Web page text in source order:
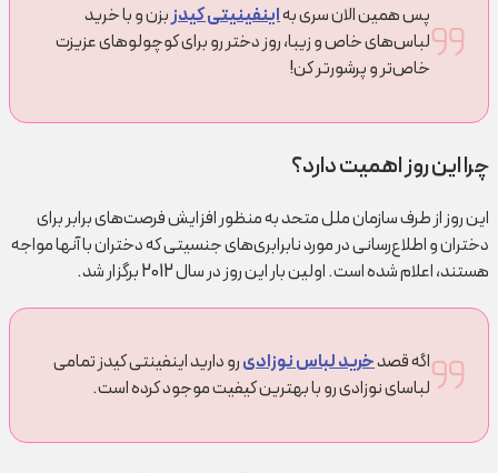
پس همین الان سری بهاینفینیتی کیدزبزن و با خرید
لباس‌های خاص و زیبا، روز دختر رو برای کوچولوهای عزیزت
خاص‌تر و پرشورتر کن!
چرا این روز اهمیت دارد؟
این روز از طرف سازمان ملل متحد به منظور افزایش فرصت‌های برابر برای
دختران و اطلاع‌رسانی در مورد نابرابری‌های جنسیتی که دختران با آنها مواجه
هستند، اعلام شده است. اولین بار این روز در سال 2012 برگزار شد.
اگه قصدخرید لباس نوزادیرو دارید اینفینتی کیدز تمامی
لباسای نوزادی رو با بهترین کیفیت موجود کرده است.